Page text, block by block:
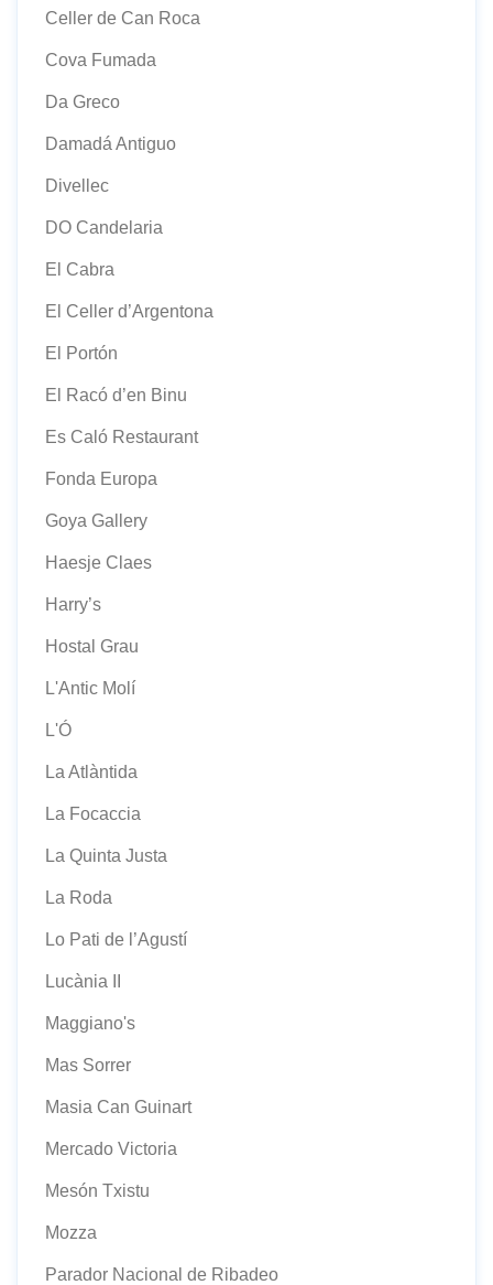
Celler de Can Roca
Cova Fumada
Da Greco
Damadá Antiguo
Divellec
DO Candelaria
El Cabra
El Celler d’Argentona
El Portón
El Racó d’en Binu
Es Caló Restaurant
Fonda Europa
Goya Gallery
Haesje Claes
Harry’s
Hostal Grau
L'Antic Molí
L'Ó
La Atlàntida
La Focaccia
La Quinta Justa
La Roda
Lo Pati de l’Agustí
Lucània II
Maggiano's
Mas Sorrer
Masia Can Guinart
Mercado Victoria
Mesón Txistu
Mozza
Parador Nacional de Ribadeo